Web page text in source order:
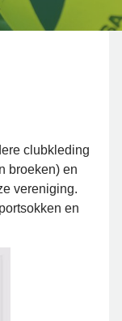
clubkleding
broeken) en
vereniging.
en